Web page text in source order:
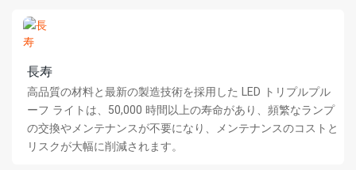
長寿
高品質の材料と最新の製造技術を採用した LED トリプルプル
ーフ ライトは、50,000 時間以上の寿命があり、頻繁なランプ
の交換やメンテナンスが不要になり、メンテナンスのコストと
リスクが大幅に削減されます。